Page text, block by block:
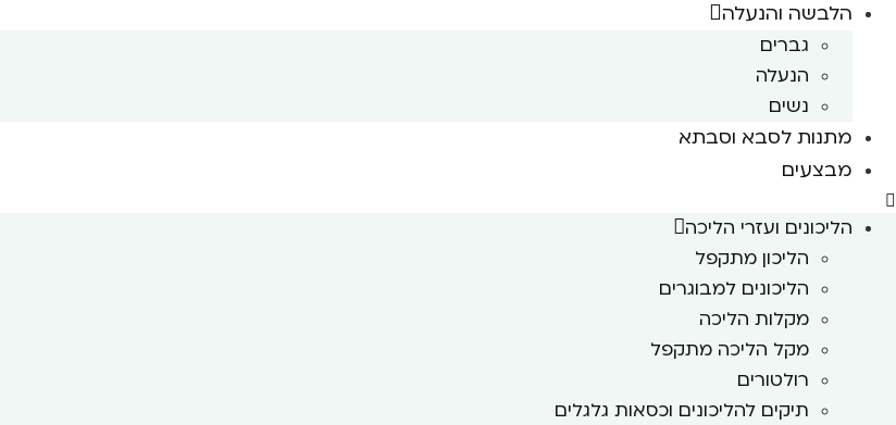
הלבשה והנעלה
גברים
הנעלה
נשים
מתנות לסבא וסבתא
מבצעים
הליכונים ועזרי הליכה
הליכון מתקפל
הליכונים למבוגרים
מקלות הליכה
מקל הליכה מתקפל
רולטורים
תיקים להליכונים וכסאות גלגלים